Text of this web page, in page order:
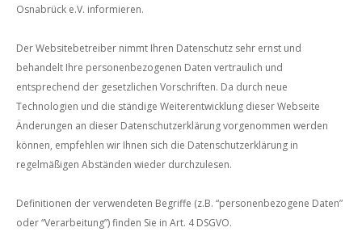
Osnabrück e.V. informieren.
Der Websitebetreiber nimmt Ihren Datenschutz sehr ernst und
behandelt Ihre personenbezogenen Daten vertraulich und
entsprechend der gesetzlichen Vorschriften. Da durch neue
Technologien und die ständige Weiterentwicklung dieser Webseite
Änderungen an dieser Datenschutzerklärung vorgenommen werden
können, empfehlen wir Ihnen sich die Datenschutzerklärung in
regelmäßigen Abständen wieder durchzulesen.
Definitionen der verwendeten Begriffe (z.B. “personenbezogene Daten”
oder “Verarbeitung”) finden Sie in Art. 4 DSGVO.